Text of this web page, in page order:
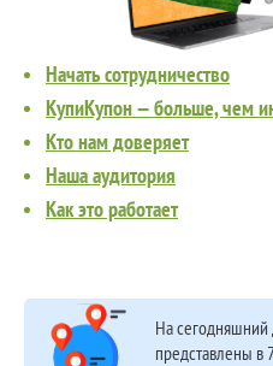
Начать сотрудничество
КупиКупон — больше, чем
Кто нам доверяет
Наша аудитория
Как это работает
На
представлены в